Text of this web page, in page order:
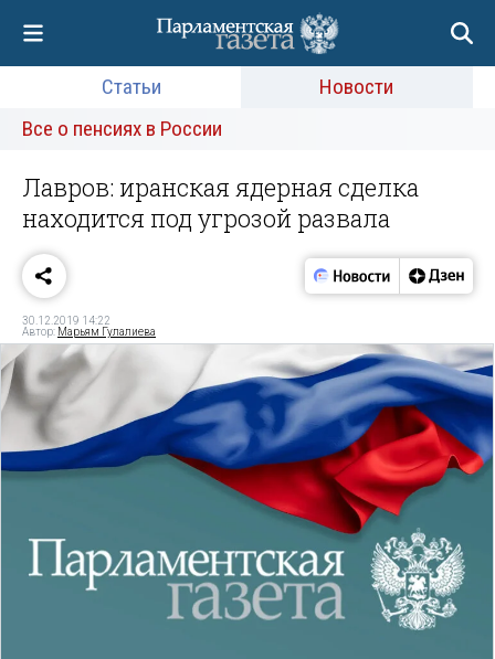
Статьи
Новости
Все о пенсиях в России
Лавров: иранская ядерная сделка
находится под угрозой развала
30.12.2019 14:22
Автор: Марьям Гулалиева